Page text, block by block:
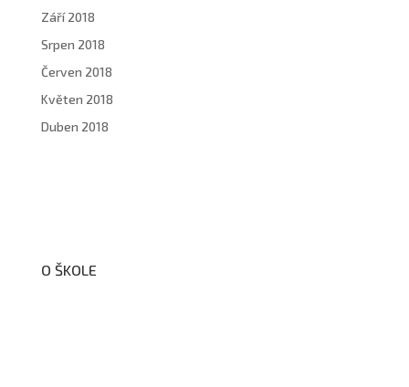
Září 2018
Srpen 2018
Červen 2018
Květen 2018
Duben 2018
O ŠKOLE